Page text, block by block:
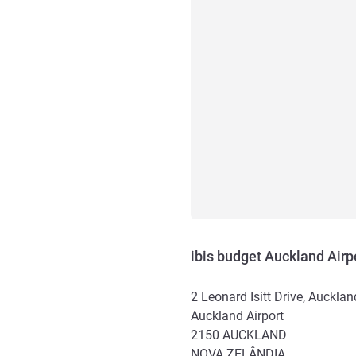
ibis budget Auckland
2 Leonard Isitt Drive,
Auckland Airport
2150 AUCKLAND